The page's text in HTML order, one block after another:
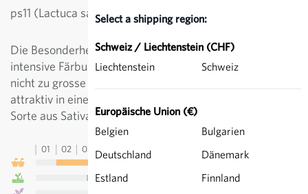
Select a shipping region:
Schweiz / Liechtenstein (CHF)
Liechtenstein
Schweiz
Europäische Union (€)
Belgien
Bulgarien
Deutschland
Dänemark
Estland
Finnland
ps11 (Lactuca sativa)
Die Besonderheit von diesem Eichblattsalat ist die
intensive Färbung. Die Sorte bildet leuchtend weinrote,
nicht zu grosse Köpfe - ideal für kleine Haushalte oder
attraktiv in einer Mischung mit grünen Schnittsalaten.
Sorte aus Sativa-Züchtung.
01 02 03 05 06 09